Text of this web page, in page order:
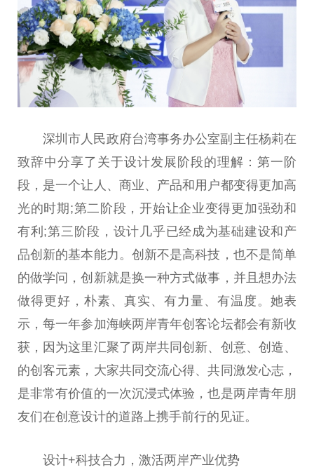
深圳市人民政府台湾事务办公室副主任杨莉在
致辞中分享了关于设计发展阶段的理解：第一阶
段，是一个让人、商业、产品和用户都变得更加高
光的时期;第二阶段，开始让企业变得更加强劲和
有利;第三阶段，设计几乎已经成为基础建设和产
品创新的基本能力。创新不是高科技，也不是简单
的做学问，创新就是换一种方式做事，并且想办法
做得更好，朴素、真实、有力量、有温度。她表
示，每一年参加海峡两岸青年创客论坛都会有新收
获，因为这里汇聚了两岸共同创新、创意、创造、
的创客元素，大家共同交流心得、共同激发心志，
是非常有价值的一次沉浸式体验，也是两岸青年朋
友们在创意设计的道路上携手前行的见证。
设计+科技合力，激活两岸产业优势